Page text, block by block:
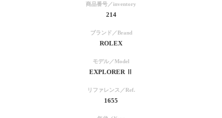
商品番号／inventory
214
ブランド／Brand
ROLEX
モデル／Model
EXPLORER Ⅱ
リファレンス／Ref.
1655